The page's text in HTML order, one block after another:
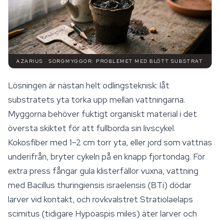
AZARIUS · SORGMYGGOR: PROBLEMET MED BLÖTT SUBSTRAT
Lösningen är nästan helt odlingsteknisk: låt
substratets yta torka upp mellan vattningarna.
Myggorna behöver fuktigt organiskt material i det
översta skiktet för att fullborda sin livscykel.
Kokosfiber med 1–2 cm torr yta, eller jord som vattnas
underifrån, bryter cykeln på en knapp fjortondag. För
extra press fångar gula klisterfällor vuxna, vattning
med Bacillus thuringiensis israelensis (BTi) dödar
larver vid kontakt, och rovkvalstret Stratiolaelaps
scimitus (tidigare Hypoaspis miles) äter larver och